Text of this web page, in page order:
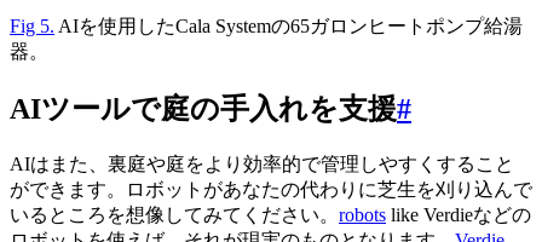
Fig 5. AIを使用したCala Systemの65ガロンヒートポンプ給湯
器。
AIツールで庭の手入れを支援#
AIはまた、裏庭や庭をより効率的で管理しやすくすること
ができます。ロボットがあなたの代わりに芝生を刈り込んで
いるところを想像してみてください。 robots like Verdieなどの